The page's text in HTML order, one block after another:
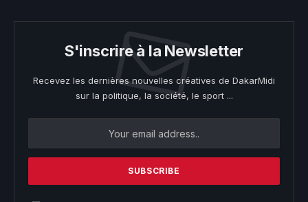
S'inscrire à la Newsletter
Recevez les dernières nouvelles créatives de DakarMidi
sur la politique, la société, le sport ...